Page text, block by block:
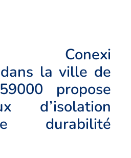
Conexi
la ville de
propose
d’isolation
durabilité